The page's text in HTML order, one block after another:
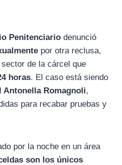
Penitenciario denunció
por otra reclusa,
sector de la cárcel que
horas. El caso está siendo
Antonella Romagnoli,
para recabar pruebas y
por la noche en un área
son los únicos